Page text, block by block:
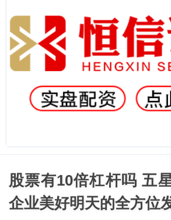
股票有10倍杠杆吗 五
企业美好明天的全方位